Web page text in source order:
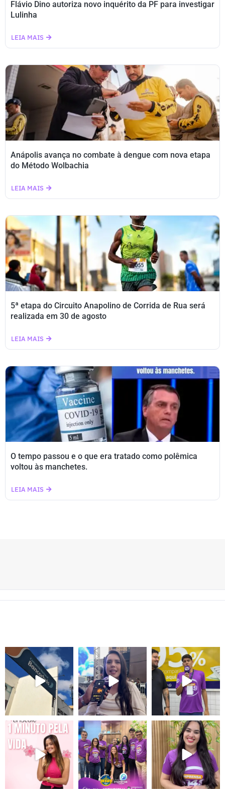
Flávio Dino autoriza novo inquérito da PF para investigar
Lulinha
LEIA MAIS
Anápolis avança no combate à dengue com nova etapa
do Método Wolbachia
LEIA MAIS
5ª etapa do Circuito Anapolino de Corrida de Rua será
realizada em 30 de agosto
LEIA MAIS
O tempo passou e o que era tratado como polêmica
voltou às manchetes.
LEIA MAIS